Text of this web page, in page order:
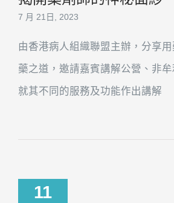
7 月 21日, 2023
由香港病人組織聯盟主辦，分享
藥之道，邀請嘉賓講解公營、非
就其不同的服務及功能作出講解
11